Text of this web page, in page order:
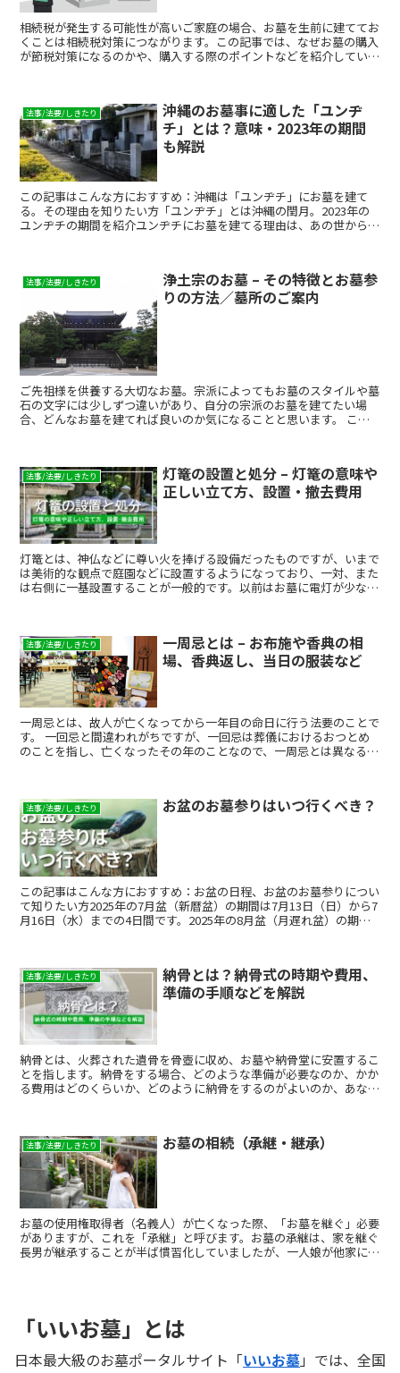
相続税が発生する可能性が高いご家庭の場合、お墓を生前に建ててお
くことは相続税対策につながります。この記事では、なぜお墓の購入
が節税対策になるのかや、購入する際のポイントなどを紹介していま
法事/法要/しきたり
沖縄のお墓事に適した「ユンヂ
チ」とは？意味・2023年の期間
も解説
この記事はこんな方におすすめ：沖縄は「ユンヂチ」にお墓を建て
る。その理由を知りたい方「ユンヂチ」とは沖縄の閏月。2023年の
ユンヂチの期間を紹介ユンヂチにお墓を建てる理由は、あの世から見
法事/法要/しきたり
浄土宗のお墓 – その特徴とお墓参
りの方法／墓所のご案内
ご先祖様を供養する大切なお墓。宗派によってもお墓のスタイルや墓
石の文字には少しずつ違いがあり、自分の宗派のお墓を建てたい場
合、どんなお墓を建てれば良いのか気になることと思います。 ここ
法事/法要/しきたり
灯篭の設置と処分 – 灯篭の意味や
正しい立て方、設置・撤去費用
灯篭とは、神仏などに尊い火を捧げる設備だったものですが、いまで
は美術的な観点で庭園などに設置するようになっており、一対、また
は右側に一基設置することが一般的です。以前はお墓に電灯が少なか
法事/法要/しきたり
一周忌とは – お布施や香典の相
場、香典返し、当日の服装など
一周忌とは、故人が亡くなってから一年目の命日に行う法要のことで
す。 一回忌と間違われがちですが、一回忌は葬儀におけるおつとめ
のことを指し、亡くなったその年のことなので、一周忌とは異なるも
ありますが、参列者の都合を考えて1カ月以上前に案内を送付するな
ど、早めの準備が肝心です。 ここでは、一周忌を迎えるにあたって
必要な準備や費用、お布施、香典・香典返し・引き出物の相場、また
法要に招かれた時の服装やマナーについてご紹介します。
法事/法要/しきたり お盆のお墓参りはいつ行くべき？
この記事はこんな方におすすめ：お盆の日程、お盆のお墓参りについ
て知りたい方2025年の7月盆（新暦盆）の期間は7月13日（日）から7
月16日（水）までの4日間です。2025年の8月盆（月遅れ盆）の期間
法事/法要/しきたり
納骨とは？納骨式の時期や費用、
準備の手順などを解説
納骨とは、火葬された遺骨を骨壺に収め、お墓や納骨堂に安置するこ
とを指します。納骨をする場合、どのような準備が必要なのか、かか
る費用はどのくらいか、どのように納骨をするのがよいのか、あなた
抑える永代供養のほか、納骨法要に呼ぶ人、服装などのマナー、お香
典・御供物料、持ち物についても解説します。納骨をスムーズに取り
行うためにも、事前に知っておくとよいことをひとつずつお伝えしま
す。
法事/法要/しきたり お墓の相続（承継・継承）
お墓の使用権取得者（名義人）が亡くなった際、「お墓を継ぐ」必要
がありますが、これを「承継」と呼びます。お墓の承継は、家を継ぐ
長男が継承することが半ば慣習化していましたが、一人娘が他家に嫁
「いいお墓」とは
日本最大級のお墓ポータルサイト「いいお墓」では、全国